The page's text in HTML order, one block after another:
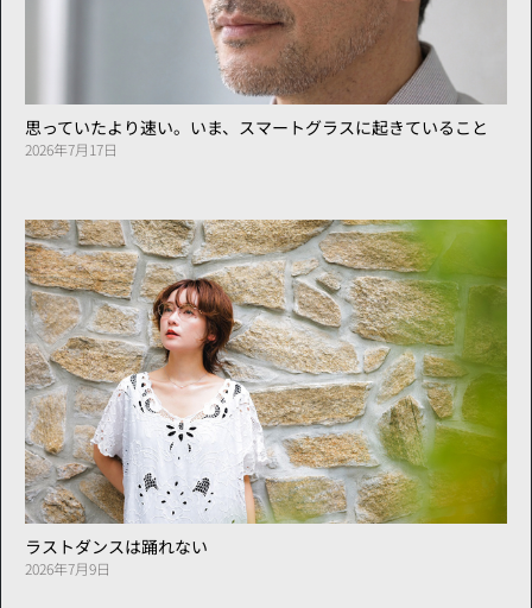
思っていたより速い。いま、スマートグラスに起きていること
2026年7月17日
ラストダンスは踊れない
2026年7月9日